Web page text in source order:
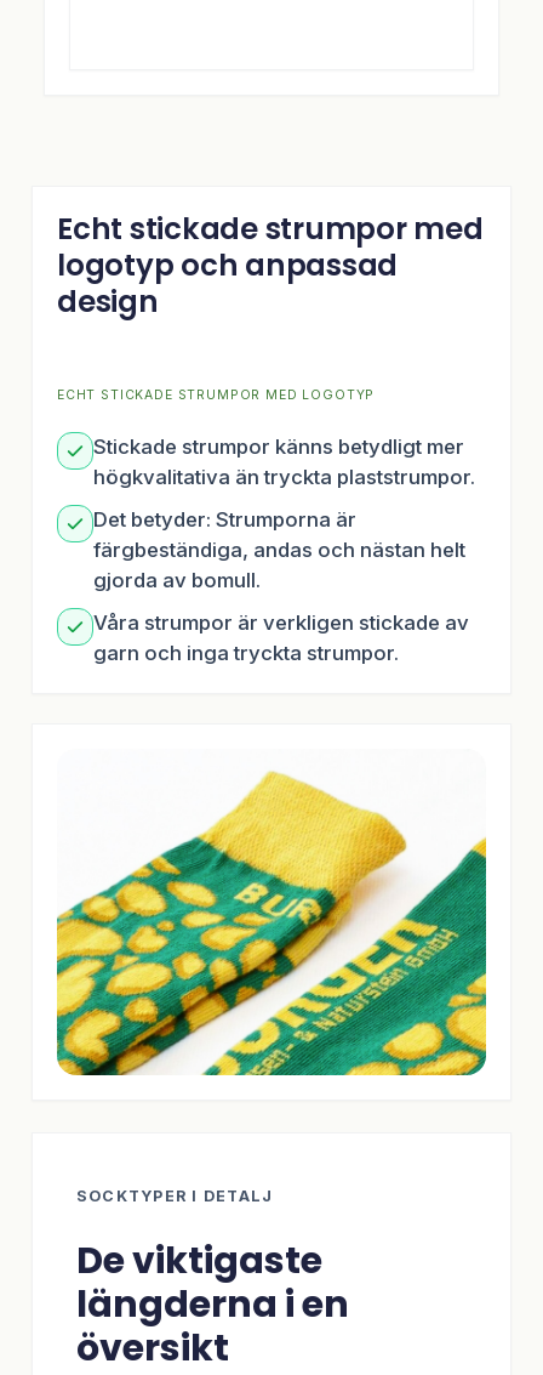
Echt stickade strumpor med
logotyp och anpassad
design
ECHT STICKADE STRUMPOR MED LOGOTYP
Stickade strumpor känns betydligt mer
högkvalitativa än tryckta plaststrumpor.
Det betyder: Strumporna är
färgbeständiga, andas och nästan helt
gjorda av bomull.
Våra strumpor är verkligen stickade av
garn och inga tryckta strumpor.
SOCKTYPER I DETALJ
De viktigaste
längderna i en
översikt